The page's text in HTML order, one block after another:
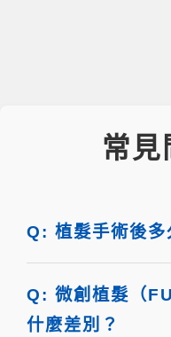
常見
Q: 植髮手術後多
Q: 微創植髮（
什麼差別？